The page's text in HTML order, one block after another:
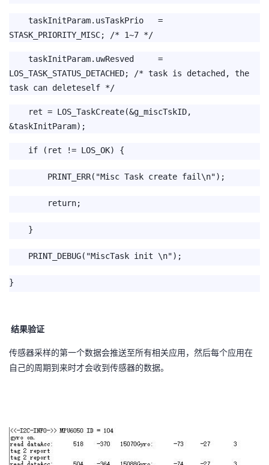
taskInitParam.usTaskPrio =
STASK_PRIORITY_MISC; /* 1~7 */
taskInitParam.uwResved =
LOS_TASK_STATUS_DETACHED; /* task is detached, the
task can deleteself */
ret = LOS_TaskCreate(&g_miscTskID,
&taskInitParam);
if (ret != LOS_OK) {
PRINT_ERR("Misc Task create fail\n");
return;
}
PRINT_DEBUG("MiscTask init \n");
}
结果验证
传感器采样的第一个数据会推送至所有相关应用，然后每个应用在
自己的周期到来时才会收到传感器的数据。